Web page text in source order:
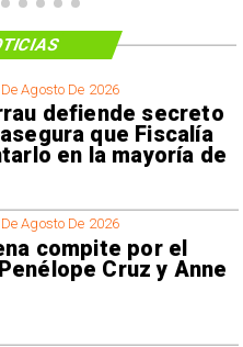
Agosto De 2026
defiende secreto
que Fiscalía
en la mayoría de
Agosto De 2026
compite por el
Cruz y Anne